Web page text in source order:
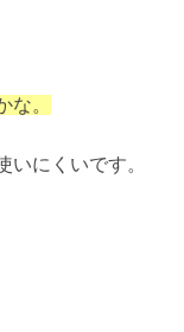
。
にくいです。